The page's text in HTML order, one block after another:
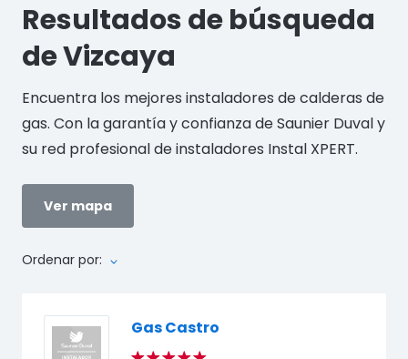
Resultados de búsqueda
deVizcaya
Encuentra los mejores instaladores de calderas de
gas. Con la garantía y confianza de Saunier Duval y
su red profesional de instaladores Instal XPERT.
Ver mapa
Ordenar por:
Gas Castro